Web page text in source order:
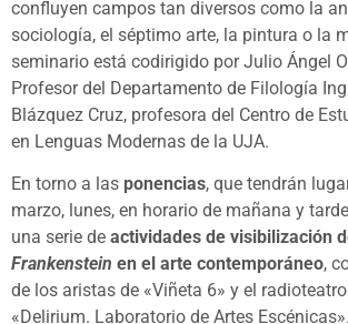
confluyen campos tan diversos como la
sociología, el séptimo arte, la pintura o la
seminario está codirigido por Julio Ángel
Profesor del Departamento de Filología
Blázquez Cruz, profesora del Centro de
en Lenguas Modernas de la UJA.
En torno a las ponencias, que tendrán
marzo, lunes, en horario de mañana y
una serie de actividades de visibilización
Frankenstein en el arte contemporáneo,
de los aristas de «Viñeta 6» y el
«Delirium. Laboratorio de Artes Escénicas».